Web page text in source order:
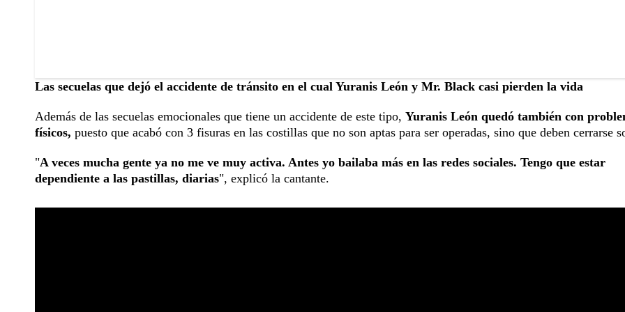
Las secuelas que dejó el accidente de tránsito en el cual Yuranis León y Mr. Black casi pierden la vida
Además de las secuelas emocionales que tiene un accidente de este tipo, Yuranis León quedó también con
físicos, puesto que acabó con 3 fisuras en las costillas que no son aptas para ser operadas, sino que deben cerrarse
"A veces mucha gente ya no me ve muy activa. Antes yo bailaba más en las redes sociales. Tengo que estar
dependiente a las pastillas, diarias", explicó la cantante.